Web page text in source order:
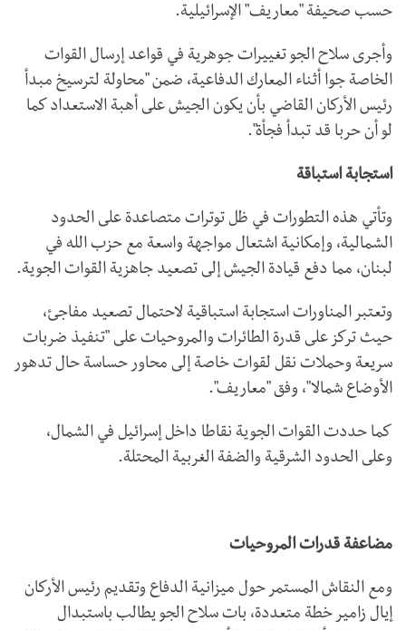
حسب صحيفة "معاريف" الإسرائيلية.
وأجرى سلاح الجو تغييرات جوهرية في قواعد إرسال القوات
الخاصة جوا أثناء المعارك الدفاعية، ضمن "محاولة لترسيخ مبدأ
رئيس الأركان القاضي بأن يكون الجيش على أهبة الاستعداد كما
لو أن حربا قد تبدأ فجأة".
استجابة استباقة
وتأتي هذه التطورات في ظل توترات متصاعدة على الحدود
الشمالية، وإمكانية اشتعال مواجهة واسعة مع حزب الله في
لبنان، مما دفع قيادة الجيش إلى تصعيد جاهزية القوات الجوية.
وتعتبر المناورات استجابة استباقية لاحتمال تصعيد مفاجئ،
حيث تركز على قدرة الطائرات والمروحيات على "تنفيذ ضربات
سريعة وحملات نقل لقوات خاصة إلى محاور حساسة حال تدهور
الأوضاع شمالا"، وفق "معاريف".
كما حددت القوات الجوية نقاطا داخل إسرائيل في الشمال،
وعلى الحدود الشرقية والضفة الغربية المحتلة.
مضاعفة قدرات المروحيات
ومع النقاش المستمر حول ميزانية الدفاع وتقديم رئيس الأركان
إيال زامير خطة متعددة، بات سلاح الجو يطالب باستبدال